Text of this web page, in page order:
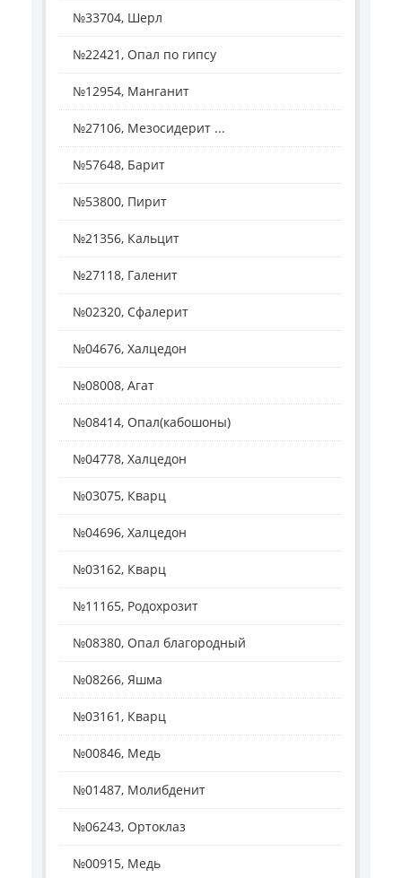
№33704, Шерл
№22421, Опал по гипсу
№12954, Манганит
№27106, Мезосидерит ...
№57648, Барит
№53800, Пирит
№21356, Кальцит
№27118, Галенит
№02320, Сфалерит
№04676, Халцедон
№08008, Агат
№08414, Опал(кабошоны)
№04778, Халцедон
№03075, Кварц
№04696, Халцедон
№03162, Кварц
№11165, Родохрозит
№08380, Опал благородный
№08266, Яшма
№03161, Кварц
№00846, Медь
№01487, Молибденит
№06243, Ортоклаз
№00915, Медь